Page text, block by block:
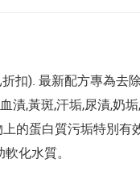
扣). 最新配方專為去
漬,黃斑,汗垢,尿漬,奶
的蛋白質污垢特別有
化水質。